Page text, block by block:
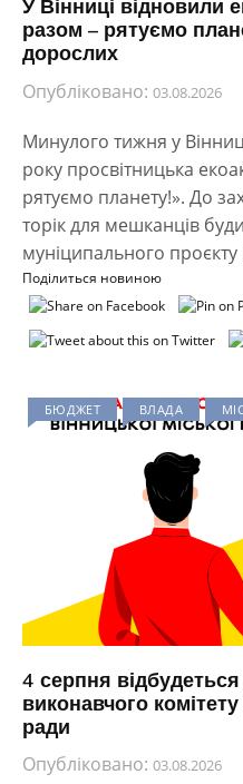
У Вінниці відновили
разом – рятуємо
дорослих
Опубліковано: 03.08.2026
Минулого тижня у
року просвітницька
рятуємо планету!». До
торік для мешканців
муніципального проєкту
Поділиться новиною
БЮДЖЕТ ВЛАДА
4 серпня
виконавчого
ради
Опубліковано: 03.08.2026